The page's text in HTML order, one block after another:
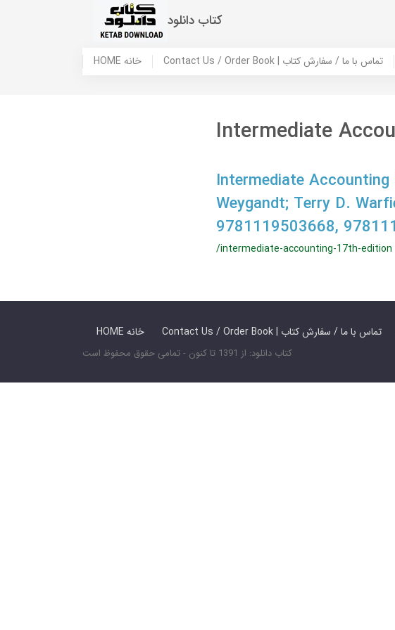
کتاب دانلود
HOME خانه Contact Us / Order Book | تماس با ما / سفارش کتاب
Intermediate
Intermediate
Weygandt; Terry D.
9781119503668,
/intermediate-accounting-17th-edition
HOME خانه Contact Us / Order Book | تماس با ما / سفارش کتاب
کتاب دانلود: از 1391 تا کنون - تمامی حقوق محفوظ است